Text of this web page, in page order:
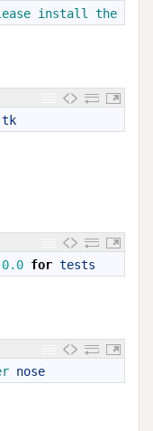
install the
tk
for tests
nose